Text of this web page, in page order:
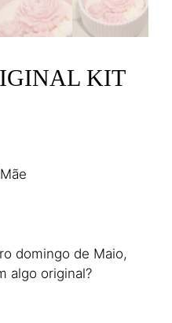
KIT
domingo de Maio,
algo original?